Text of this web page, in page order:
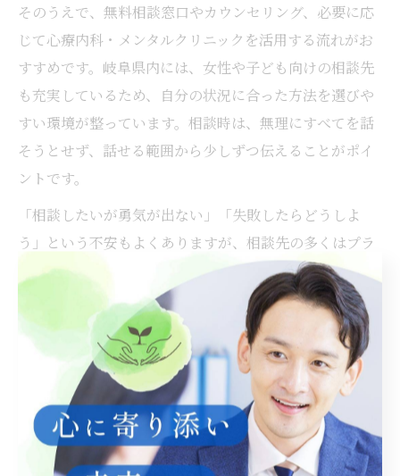
そのうえで、無料相談窓口やカウンセリング、必要に応
じて心療内科・メンタルクリニックを活用する流れがお
すすめです。岐阜県内には、女性や子ども向けの相談先
も充実しているため、自分の状況に合った方法を選びや
すい環境が整っています。相談時は、無理にすべてを話
そうとせず、話せる範囲から少しずつ伝えることがポイ
ントです。
「相談したいが勇気が出ない」「失敗したらどうしよ
う」という不安もよくありますが、相談先の多くはプラ
イバシーを重視し、丁寧に対応してくれます。実際の利
用者からも「話すことで安心できた」「自分を責める気
持ちが和らいだ」といった声が寄せられており、一歩踏
み出すことで心の安定につながります。
評判の良い相談先で心のケアを始
めるポイント